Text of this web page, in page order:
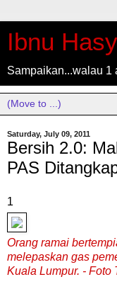
Ibnu
Sampaikan...walau 1
Saturday, July 09, 2011
Bersih 2.0:
PAS
1
Orang ramai
melepaskan gas
Kuala Lumpur. - Foto